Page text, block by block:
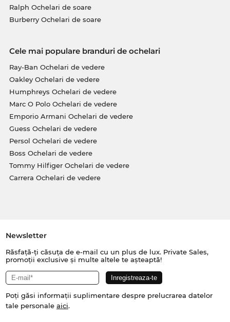
Ralph Ochelari de soare
Burberry Ochelari de soare
Cele mai populare branduri de ochelari
Ray-Ban Ochelari de vedere
Oakley Ochelari de vedere
Humphreys Ochelari de vedere
Marc O Polo Ochelari de vedere
Emporio Armani Ochelari de vedere
Guess Ochelari de vedere
Persol Ochelari de vedere
Boss Ochelari de vedere
Tommy Hilfiger Ochelari de vedere
Carrera Ochelari de vedere
Newsletter
Răsfață-ți căsuța de e-mail cu un plus de lux. Private Sales,
promoții exclusive și multe altele te așteaptă!
Poți găsi informații suplimentare despre prelucrarea datelor
tale personale aici.